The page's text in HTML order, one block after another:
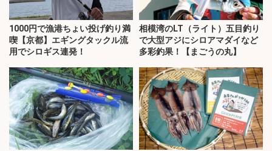
1000円で漁港ちょい投げ釣り満
喫【京都】エギングタックル流
用でシロギス連発！
相模湾のLT（ライト）五目釣り
で大型アジにシロアマダイなど
多彩釣果！【まごうの丸】